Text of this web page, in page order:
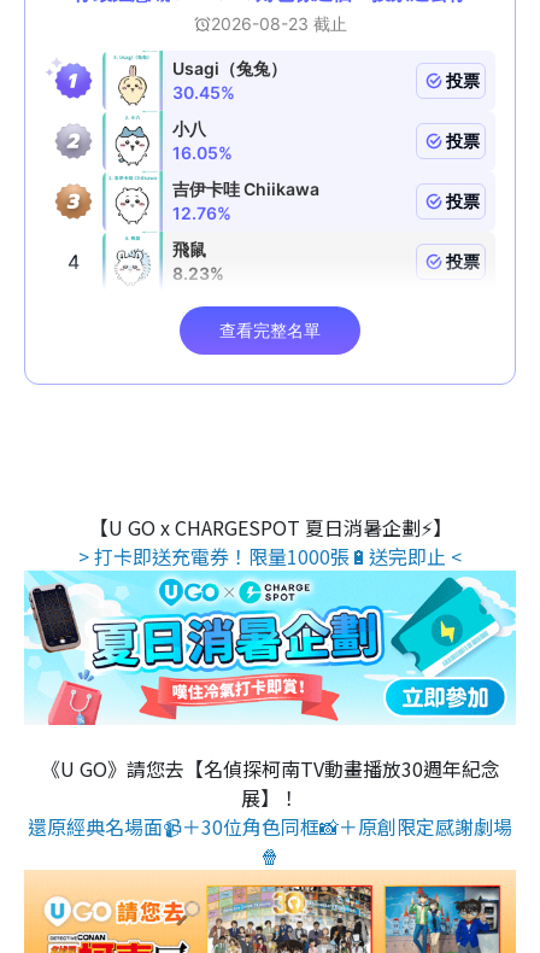
【U GO x CHARGESPOT 夏日消暑企劃⚡】
> 打卡即送充電券！限量1000張🔋送完即止 <
《U GO》請您去【名偵探柯南TV動畫播放30週年紀念
展】！
還原經典名場面📹＋30位角色同框📸＋原創限定感謝劇場
🍿